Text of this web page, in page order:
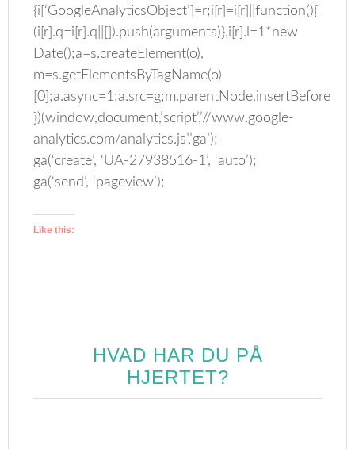
{i[‘GoogleAnalyticsObject’]=r;i[r]=i[r]||function(){
(i[r].q=i[r].q||[]).push(arguments)},i[r].l=1*new
Date();a=s.createElement(o),
m=s.getElementsByTagName(o)
})(window,document,’script’,’//www.google-
analytics.com/analytics.js’,’ga’);
ga(‘create’, ‘UA-27938516-1’, ‘auto’);
ga(‘send’, ‘pageview’);
Like this:
HVAD HAR DU PÅ
HJERTET?